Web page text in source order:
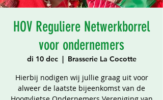
HOV Reguliere Netwerkborrel
voor ondernemers
di 10 dec
  |
Brasserie La Cocotte
Hierbij nodigen wij jullie graag uit voor
alweer de laatste bijeenkomst van de